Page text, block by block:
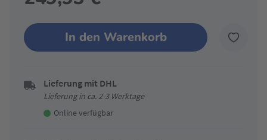
In den Warenkorb
Lieferung mit DHL
Lieferung in ca. 2-3 Werktage
Online verfügbar